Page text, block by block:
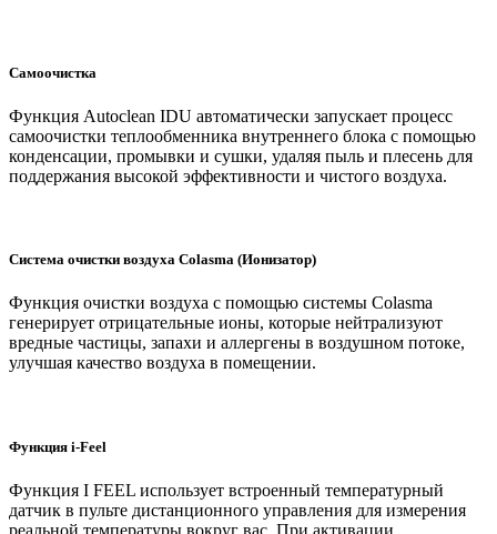
Самоочистка
Функция Autoclean IDU автоматически запускает процесс
самоочистки теплообменника внутреннего блока с помощью
конденсации, промывки и сушки, удаляя пыль и плесень для
поддержания высокой эффективности и чистого воздуха.
Система очистки воздуха Colasma (Ионизатор)
Функция очистки воздуха с помощью системы Colasma
генерирует отрицательные ионы, которые нейтрализуют
вредные частицы, запахи и аллергены в воздушном потоке,
улучшая качество воздуха в помещении.
Функция i-Feel
Функция I FEEL использует встроенный температурный
датчик в пульте дистанционного управления для измерения
реальной температуры вокруг вас. При активации